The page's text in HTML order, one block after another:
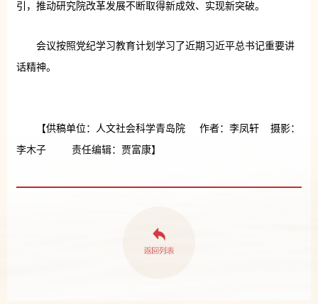
引，推动研究院改革发展不断取得新成效、实现新突破。
会议按照党纪学习教育计划学习了近期习近平总书记重要讲
话精神。
【供稿单位：人文社会科学青岛院 作者：李凤轩 摄影：
李木子 责任编辑：贾富康】